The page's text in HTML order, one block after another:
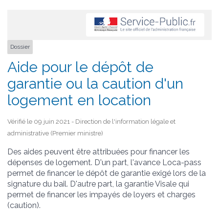
Dossier
Aide pour le dépôt de
garantie ou la caution d'un
logement en location
Vérifié le 09 juin 2021 - Direction de l'information légale et
administrative (Premier ministre)
Des aides peuvent être attribuées pour financer les
dépenses de logement. D'un part, l'avance Loca-pass
permet de financer le dépôt de garantie exigé lors de la
signature du bail. D'autre part, la garantie Visale qui
permet de financer les impayés de loyers et charges
(caution).